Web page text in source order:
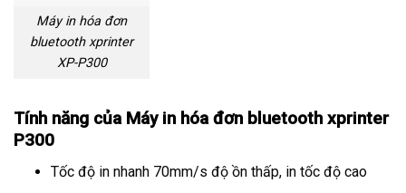
Máy in hóa đơn
bluetooth xprinter
XP-P300
Tính năng của Máy in hóa đơn bluetooth xprinter
P300
Tốc độ in nhanh 70mm/s độ ồn thấp, in tốc độ cao